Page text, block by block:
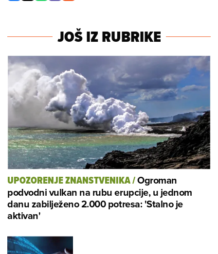
JOŠ IZ RUBRIKE
UPOZORENJE ZNANSTVENIKA/Ogroman
podvodni vulkan na rubu erupcije, u jednom
danu zabilježeno 2.000 potresa: 'Stalno je
aktivan'